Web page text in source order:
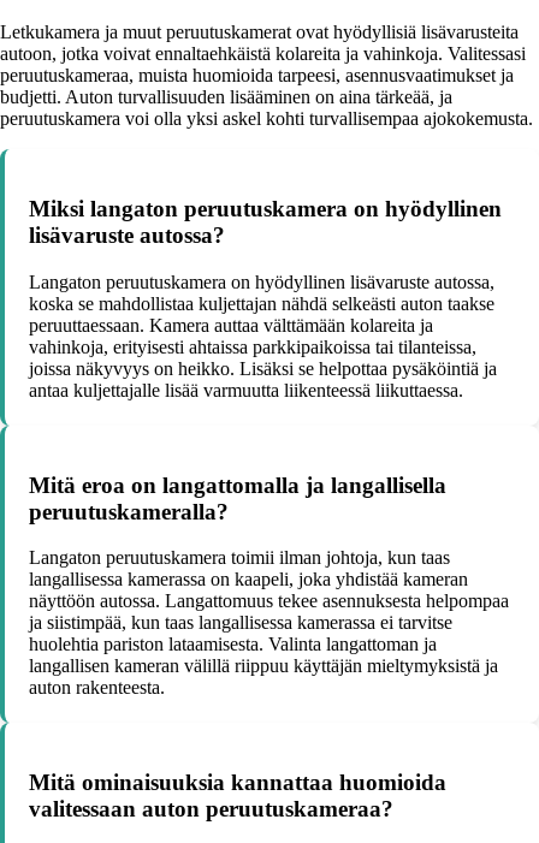
Letkukamera ja muut peruutuskamerat ovat hyödyllisiä lisävarusteita
autoon, jotka voivat ennaltaehkäistä kolareita ja vahinkoja. Valitessasi
peruutuskameraa, muista huomioida tarpeesi, asennusvaatimukset ja
budjetti. Auton turvallisuuden lisääminen on aina tärkeää, ja
peruutuskamera voi olla yksi askel kohti turvallisempaa ajokokemusta.
Miksi langaton peruutuskamera on hyödyllinen
lisävaruste autossa?
Langaton peruutuskamera on hyödyllinen lisävaruste autossa,
koska se mahdollistaa kuljettajan nähdä selkeästi auton taakse
peruuttaessaan. Kamera auttaa välttämään kolareita ja
vahinkoja, erityisesti ahtaissa parkkipaikoissa tai tilanteissa,
joissa näkyvyys on heikko. Lisäksi se helpottaa pysäköintiä ja
antaa kuljettajalle lisää varmuutta liikenteessä liikuttaessa.
Mitä eroa on langattomalla ja langallisella
peruutuskameralla?
Langaton peruutuskamera toimii ilman johtoja, kun taas
langallisessa kamerassa on kaapeli, joka yhdistää kameran
näyttöön autossa. Langattomuus tekee asennuksesta helpompaa
ja siistimpää, kun taas langallisessa kamerassa ei tarvitse
huolehtia pariston lataamisesta. Valinta langattoman ja
langallisen kameran välillä riippuu käyttäjän mieltymyksistä ja
auton rakenteesta.
Mitä ominaisuuksia kannattaa huomioida
valitessaan auton peruutuskameraa?